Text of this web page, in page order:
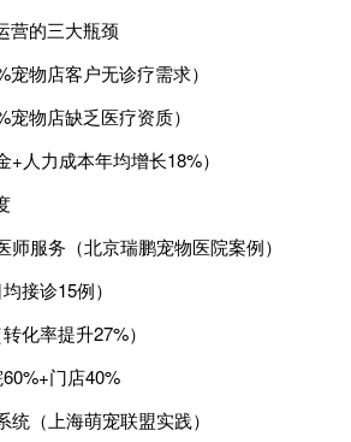
营的三大瓶颈
物店客户无诊疗需求）
物店缺乏医疗资质）
人力成本年均增长18%）
师服务（北京瑞鹏宠物医院案例）
接诊15例）
化率提升27%）
门店40%
（上海萌宠联盟实践）